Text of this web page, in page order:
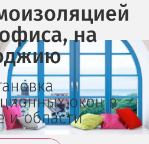
на
окон в
и области